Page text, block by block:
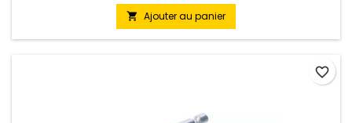
 Ajouter au panier
favorite_border